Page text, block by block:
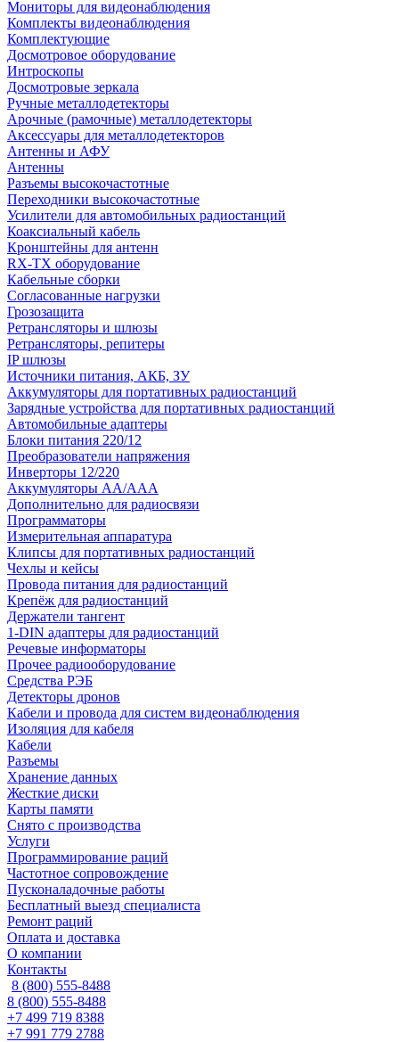
Мониторы для видеонаблюдения
Комплекты видеонаблюдения
Комплектующие
Досмотровое оборудование
Интроскопы
Досмотровые зеркала
Ручные металлодетекторы
Арочные (рамочные) металлодетекторы
Аксессуары для металлодетекторов
Антенны и АФУ
Антенны
Разъемы высокочастотные
Переходники высокочастотные
Усилители для автомобильных радиостанций
Коаксиальный кабель
Кронштейны для антенн
RX-TX оборудование
Кабельные сборки
Согласованные нагрузки
Грозозащита
Ретрансляторы и шлюзы
Ретрансляторы, репитеры
IP шлюзы
Источники питания, АКБ, ЗУ
Аккумуляторы для портативных радиостанций
Зарядные устройства для портативных радиостанций
Автомобильные адаптеры
Блоки питания 220/12
Преобразователи напряжения
Инверторы 12/220
Аккумуляторы АА/ААА
Дополнительно для радиосвязи
Программаторы
Измерительная аппаратура
Клипсы для портативных радиостанций
Чехлы и кейсы
Провода питания для радиостанций
Крепёж для радиостанций
Держатели тангент
1-DIN адаптеры для радиостанций
Речевые информаторы
Прочее радиооборудование
Средства РЭБ
Детекторы дронов
Кабели и провода для систем видеонаблюдения
Изоляция для кабеля
Кабели
Разъемы
Хранение данных
Жесткие диски
Карты памяти
Снято с производства
Услуги
Программирование раций
Частотное сопровождение
Пусконаладочные работы
Бесплатный выезд специалиста
Ремонт раций
Оплата и доставка
О компании
Контакты
8 (800) 555-8488
8 (800) 555-8488
+7 499 719 8388
+7 991 779 2788